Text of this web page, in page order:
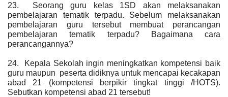
23. Seorang guru kelas 1SD akan melaksanakan
pembelajaran tematik terpadu. Sebelum melaksanakan
pembelajaran guru tersebut membuat perancangan
pembelajaran tematik terpadu? Bagaimana cara
perancangannya?
24. Kepala Sekolah ingin meningkatkan kompetensi baik
guru maupun peserta didiknya untuk mencapai kecakapan
abad 21 (kompetensi berpikir tingkat tinggi /HOTS).
Sebutkan kompetensi abad 21 tersebut!